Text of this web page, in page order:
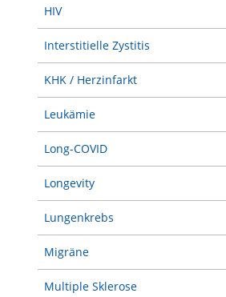
HIV
Interstitielle Zystitis
KHK / Herzinfarkt
Leukämie
Long-COVID
Longevity
Lungenkrebs
Migräne
Multiple Sklerose